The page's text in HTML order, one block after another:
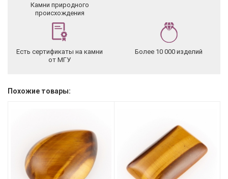
Камни природного
происхождения
Есть сертификаты на камни
от МГУ
Более 10 000 изделий
Похожие товары: